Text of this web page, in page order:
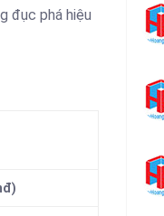
đục phá hiệu